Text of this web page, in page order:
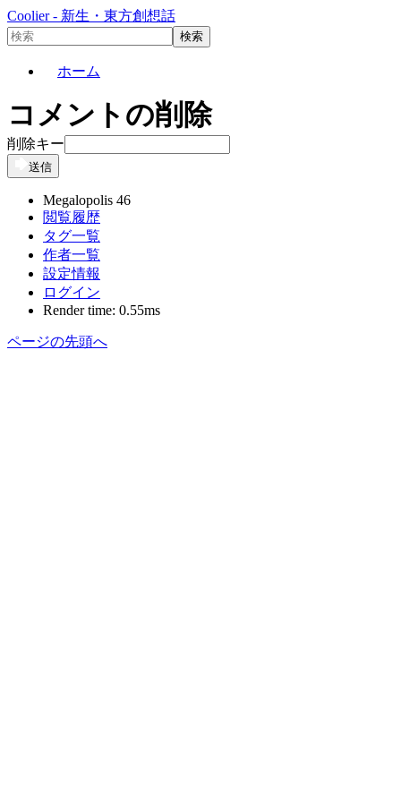
Coolier - 新生・東方創想話
ホーム
コメントの削除
削除キー
送信
Megalopolis 46
閲覧履歴
タグ一覧
作者一覧
設定情報
ログイン
Render time: 0.55ms
ページの先頭へ